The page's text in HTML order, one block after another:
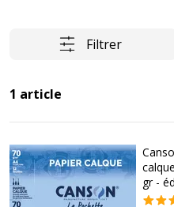
Filtrer
1 article
gr -